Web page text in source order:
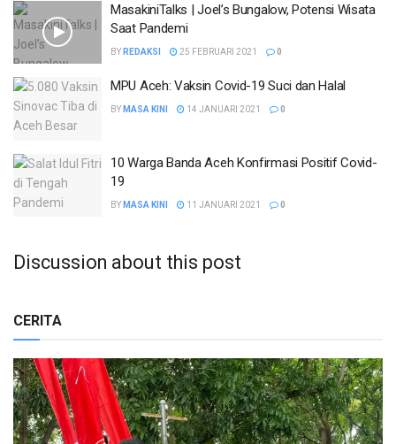
MasakiniTalks | Joel’s Bungalow, Potensi Wisata
Saat Pandemi
BY REDAKSI 25 FEBRUARI 2021 0
MPU Aceh: Vaksin Covid-19 Suci dan Halal
BY MASA KINI 14 JANUARI 2021 0
10 Warga Banda Aceh Konfirmasi Positif Covid-
19
BY MASA KINI 11 JANUARI 2021 0
Discussion about this post
CERITA